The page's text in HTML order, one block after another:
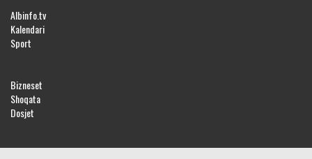
Albinfo.tv
Kalendari
Sport
Bizneset
Shoqata
Dosjet